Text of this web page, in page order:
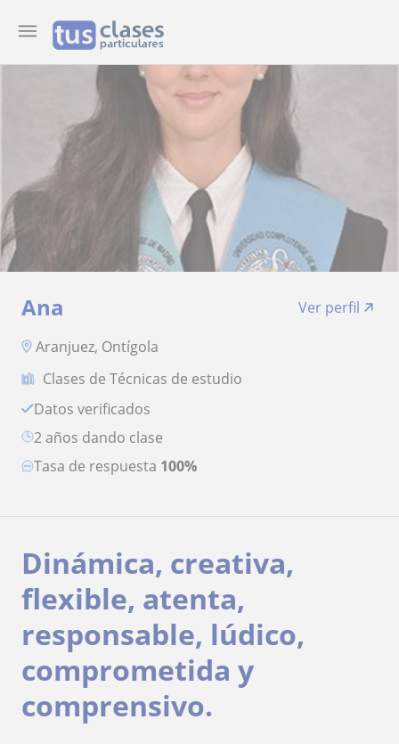
Ana
Ver perfil
Aranjuez, Ontígola
Clases de Técnicas de estudio
Datos verificados
2 años dando clase
Tasa de respuesta 100%
Dinámica, creativa,
flexible, atenta,
responsable, lúdico,
comprometida y
comprensivo.